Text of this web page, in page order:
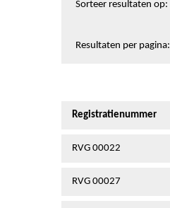
en
Sorteer resultaten op:
Resultaten per pagina:
Registratienummer
RVG 00022
RVG 00027